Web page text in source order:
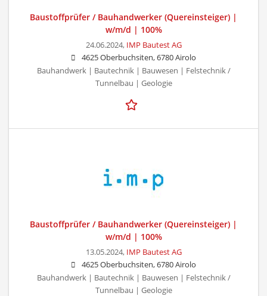
Baustoffprüfer / Bauhandwerker (Quereinsteiger) |
w/m/d | 100%
24.06.2024, IMP Bautest AG
4625 Oberbuchsiten, 6780 Airolo
Bauhandwerk | Bautechnik | Bauwesen | Felstechnik /
Tunnelbau | Geologie
Baustoffprüfer / Bauhandwerker (Quereinsteiger) |
w/m/d | 100%
13.05.2024, IMP Bautest AG
4625 Oberbuchsiten, 6780 Airolo
Bauhandwerk | Bautechnik | Bauwesen | Felstechnik /
Tunnelbau | Geologie